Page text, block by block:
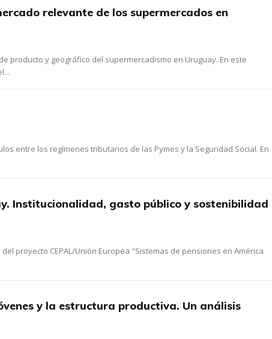
relevante de los supermercados en
producto y geográfico del supermercadismo en Uruguay. En este
entre los regímenes tributarios de las Pymes y la Seguridad Social. En
Institucionalidad, gasto público y sostenibilidad
proyecto CEPAL/Unión Europea "Sistemas de pensiones en América
y la estructura productiva. Un análisis